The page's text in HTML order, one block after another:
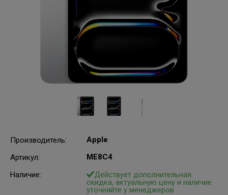
Производитель:
Apple
Артикул:
ME8C4
Наличие:
Действует дополнительная
скидка, актуальную цену и наличие
уточняйте у менеджеров